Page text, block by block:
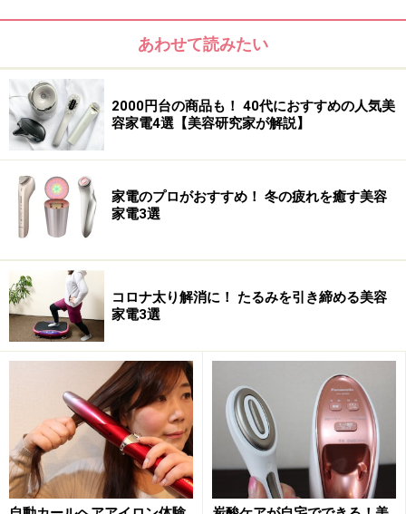
りが白いスチームでいっぱいになり、首や前髪の生え際
まで、スチームで包まれます。このスチーム量であれば
同時にデコルテケアができて、一石二鳥だと感じまし
た。
さて、肝心のスチームは、ナノイーを含んだ「プラチナ
スチーム」です。（ナノイーとは：ナイトスチーマーの
機種レビュー、ナノイーイオン(最大8時間)・潤いを閉じ
込める「ナノイーの効果」を参照のこと）プラチナスチ
あわせて読みたい
2000円台の商品も！ 40代におすすめの人気美
容家電4選【美容研究家が解説】
家電のプロがおすすめ！ 冬の疲れを癒す美容
家電3選
コロナ太り解消に！ たるみを引き締める美容
家電3選